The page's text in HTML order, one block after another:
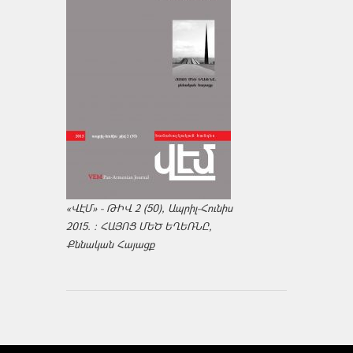
«ՎԷՄ» - ԹԻՎ 2 (50), Ապրիլ-Հունիս
2015. : ՀԱՅՈՑ ՄԵԾ ԵՂԵՌՆԸ,
Քննական Հայացք